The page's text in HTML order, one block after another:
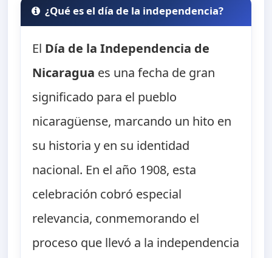
¿Qué es el día de la independencia?
El Día de la Independencia de
Nicaragua es una fecha de gran
significado para el pueblo
nicaragüense, marcando un hito en
su historia y en su identidad
nacional. En el año 1908, esta
celebración cobró especial
relevancia, conmemorando el
proceso que llevó a la independencia